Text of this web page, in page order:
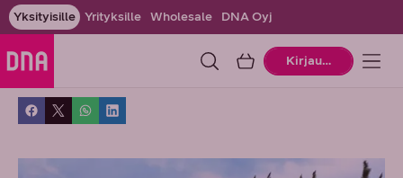
Yksityisille Yrityksille Wholesale DNA Oyj
OstoskoriKirjaudu